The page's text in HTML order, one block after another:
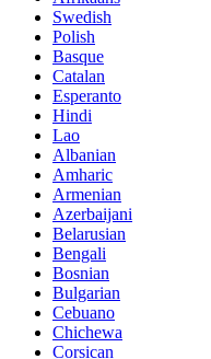
Swedish
Polish
Basque
Catalan
Esperanto
Hindi
Lao
Albanian
Amharic
Armenian
Azerbaijani
Belarusian
Bengali
Bosnian
Bulgarian
Cebuano
Chichewa
Corsican